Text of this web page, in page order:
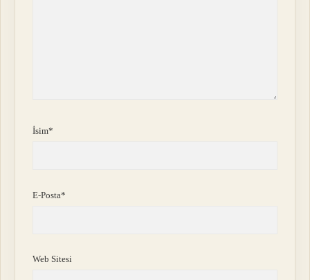
İsim*
E-Posta*
Web Sitesi